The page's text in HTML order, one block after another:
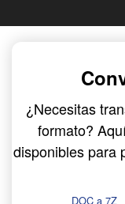
¿Necesitas
formato?
disponibles para
DOC a 7Z